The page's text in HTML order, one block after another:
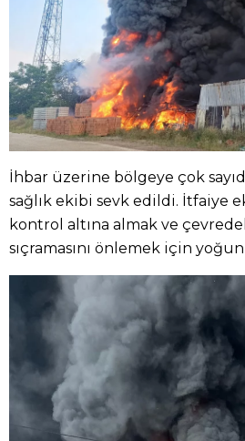
İhbar üzerine bölgeye çok
sağlık ekibi sevk edildi. İtfaiye
kontrol altına almak ve
sıçramasını önlemek için